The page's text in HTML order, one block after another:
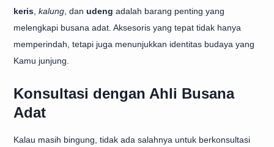
keris kalung , dan udeng adalah barang penting yang
melengkapi busana adat. Aksesoris yang tepat tidak hanya
memperindah, tetapi juga menunjukkan identitas budaya yang
Kamu junjung.
Konsultasi dengan Ahli Busana
Adat
Kalau masih bingung, tidak ada salahnya untuk berkonsultasi